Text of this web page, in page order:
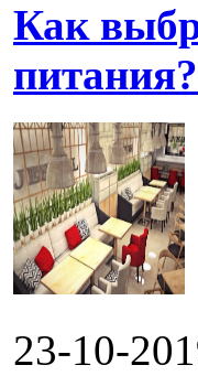
Как
питания?
23-10-